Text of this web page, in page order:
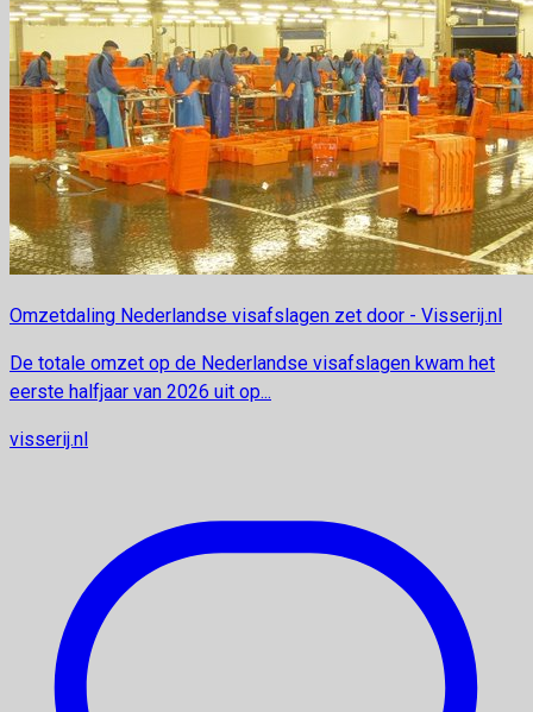
Omzetdaling Nederlandse visafslagen zet door - Visserij.nl
De totale omzet op de Nederlandse visafslagen kwam het
eerste halfjaar van 2026 uit op...
visserij.nl